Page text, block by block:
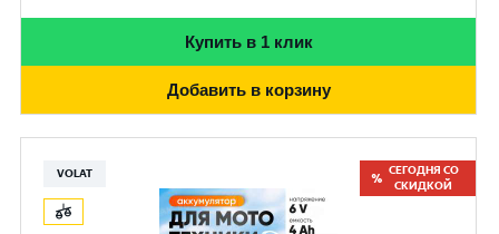
Купить в 1 клик
Добавить в корзину
VOLAT
СЕГОДНЯ СО
СКИДКОЙ